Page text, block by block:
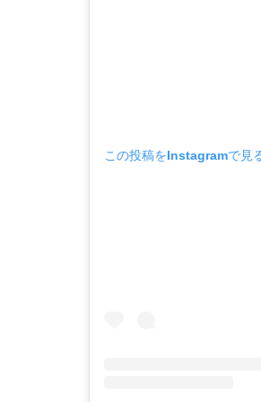
この投稿をInstagramで見